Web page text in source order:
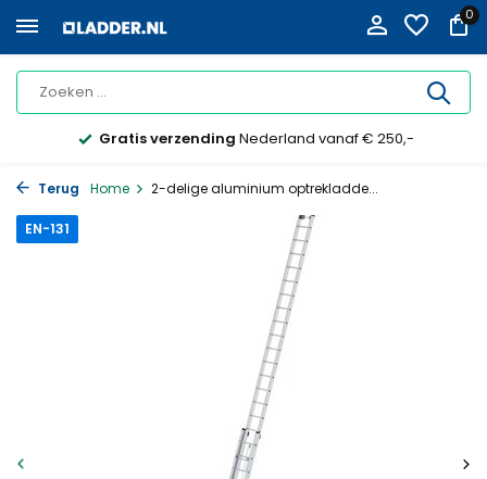
0
Gratis verzending Nederland vanaf € 250,-
Terug Home 2-delige aluminium optrekladde...
EN-131